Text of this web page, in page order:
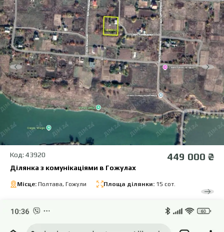
Код: 43920 449 000 ₴
Ділянка з комунікаціями в Гожулах
Місце: Полтава, Гожули Площа ділянки: 15 сот.